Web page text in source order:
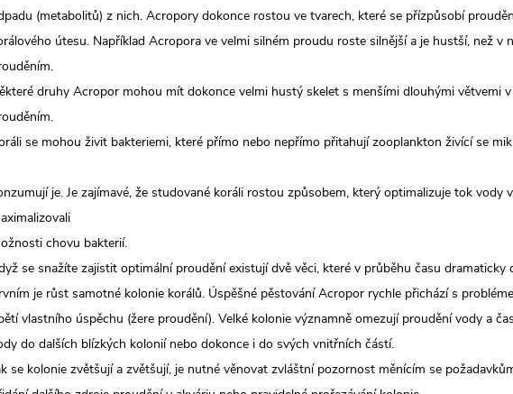
(metabolitů) z nich. Acropory dokonce rostou ve tvarech, které se přízpůsobí
útesu. Například Acropora ve velmi silném proudu roste silnější a je hustší, než v
druhy Acropor mohou mít dokonce velmi hustý skelet s menšími dlouhými větvemi
se mohou živit bakteriemi, které přímo nebo nepřímo přitahují zooplankton živící se
je. Je zajímavé, že studované koráli rostou způsobem, který optimalizuje tok vody
chovu bakterií.
se snažíte zajistit optimální proudění existují dvě věci, které v průběhu času dramaticky
je růst samotné kolonie korálů. Úspěšné pěstování Acropor rychle přichází s
vlastního úspěchu (žere proudění). Velké kolonie významně omezují proudění vody a
do dalších blízkých kolonií nebo dokonce i do svých vnitřních částí.
se kolonie zvětšují a zvětšují, je nutné věnovat zvláštní pozornost měnícím se